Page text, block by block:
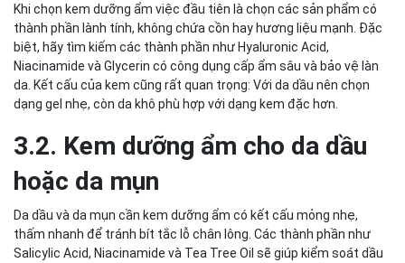
Khi chọn kem dưỡng ẩm việc đầu tiên là chọn các sản phẩm có
thành phần lành tính, không chứa cồn hay hương liệu mạnh. Đặc
biệt, hãy tìm kiếm các thành phần như Hyaluronic Acid,
Niacinamide và Glycerin có công dụng cấp ẩm sâu và bảo vệ làn
da. Kết cấu của kem cũng rất quan trọng: Với da dầu nên chọn
dạng gel nhẹ, còn da khô phù hợp với dạng kem đặc hơn.
3.2. Kem dưỡng ẩm cho da dầu
hoặc da mụn
Da dầu và da mụn cần kem dưỡng ẩm có kết cấu mỏng nhẹ,
thấm nhanh để tránh bít tắc lỗ chân lông. Các thành phần như
Salicylic Acid, Niacinamide và Tea Tree Oil sẽ giúp kiểm soát dầu